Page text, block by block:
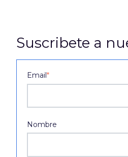
Suscribete a
Email *
Nombre